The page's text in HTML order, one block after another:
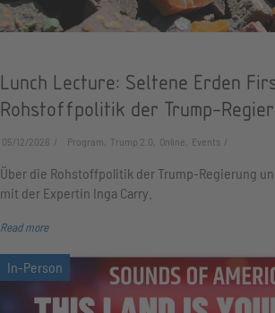
Lunch Lecture: Seltene Erden
Rohstoffpolitik der Trump-
05/12/2026 Program, Trump 2.0, Online, Events
Über die Rohstoffpolitik der Trump-Regierung
mit der Expertin Inga Carry.
Read more